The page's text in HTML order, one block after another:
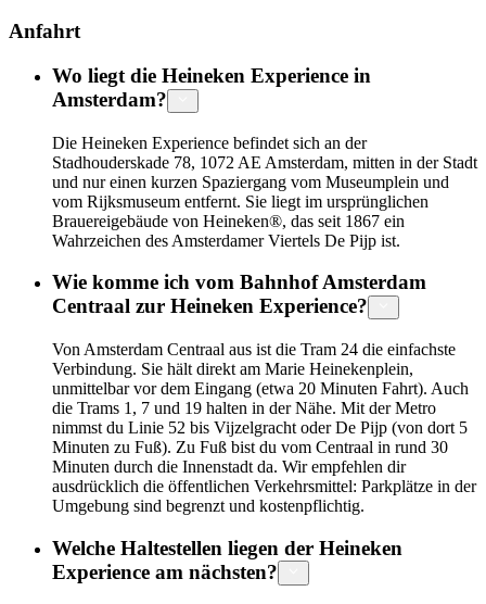
Anfahrt
Wo liegt die Heineken Experience in
Amsterdam?
Die Heineken Experience befindet sich an der
Stadhouderskade 78, 1072 AE Amsterdam, mitten in der Stadt
und nur einen kurzen Spaziergang vom Museumplein und
vom Rijksmuseum entfernt. Sie liegt im ursprünglichen
Brauereigebäude von Heineken®, das seit 1867 ein
Wahrzeichen des Amsterdamer Viertels De Pijp ist.
Wie komme ich vom Bahnhof Amsterdam
Centraal zur Heineken Experience?
Von Amsterdam Centraal aus ist die Tram 24 die einfachste
Verbindung. Sie hält direkt am Marie Heinekenplein,
unmittelbar vor dem Eingang (etwa 20 Minuten Fahrt). Auch
die Trams 1, 7 und 19 halten in der Nähe. Mit der Metro
nimmst du Linie 52 bis Vijzelgracht oder De Pijp (von dort 5
Minuten zu Fuß). Zu Fuß bist du vom Centraal in rund 30
Minuten durch die Innenstadt da. Wir empfehlen dir
ausdrücklich die öffentlichen Verkehrsmittel: Parkplätze in der
Umgebung sind begrenzt und kostenpflichtig.
Welche Haltestellen liegen der Heineken
Experience am nächsten?